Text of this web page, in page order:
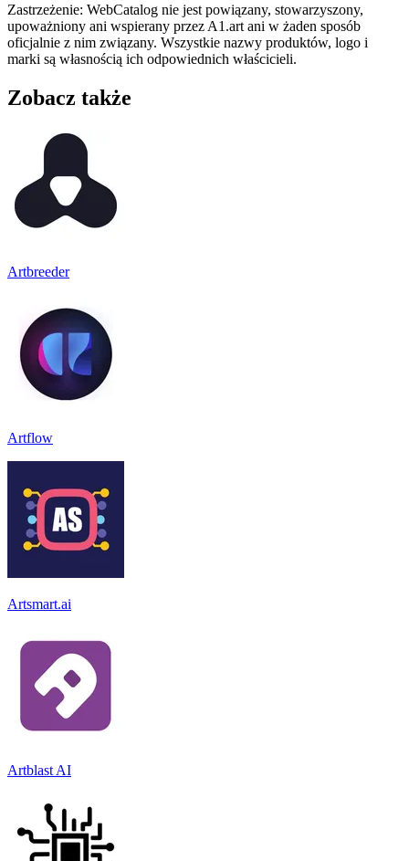
Zastrzeżenie: WebCatalog nie jest powiązany, stowarzyszony,
upoważniony ani wspierany przez A1.art ani w żaden sposób
oficjalnie z nim związany. Wszystkie nazwy produktów, logo i
marki są własnością ich odpowiednich właścicieli.
Zobacz także
Artbreeder
Artflow
Artsmart.ai
Artblast AI